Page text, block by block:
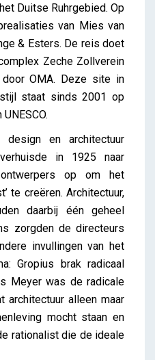
Duitse Ruhrgebied. Op
van Mies van
& Esters. De reis doet
Zeche Zollverein
OMA. Deze site in
staat sinds 2001 op
en architectuur
in 1925 naar
op om het
te creëren. Architectuur,
daarbij één geheel
zorgden de directeurs
invullingen van het
Gropius brak radicaal
Meyer was de radicale
architectuur alleen maar
mocht staan en
rationalist die de ideale